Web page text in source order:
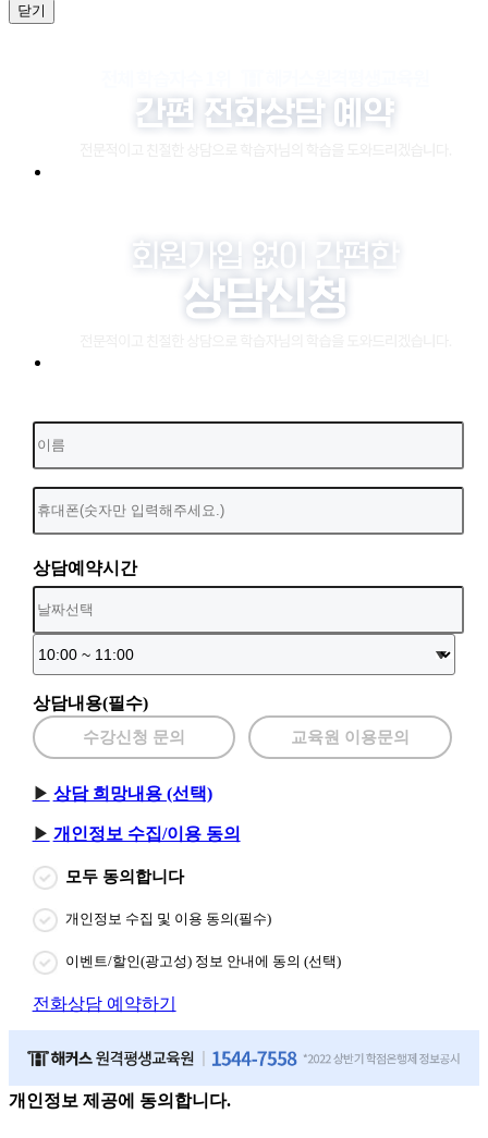
닫기
상담예약시간
상담내용(필수)
수강신청 문의 교육원 이용문의
상담 희망내용 (선택)
개인정보 수집/이용 동의
모두 동의합니다
개인정보 수집 및 이용 동의(필수)
이벤트/할인(광고성) 정보 안내에 동의 (선택)
전화상담 예약하기
개인정보 제공에 동의합니다.